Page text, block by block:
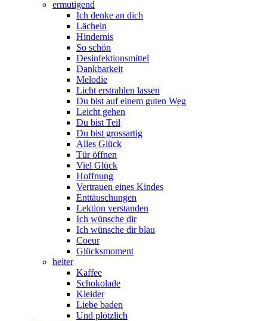
ermutigend
Ich denke an dich
Lächeln
Hindernis
So schön
Desinfektionsmittel
Dankbarkeit
Melodie
Licht erstrahlen lassen
Du bist auf einem guten Weg
Leicht gehen
Du bist Teil
Du bist grossartig
Alles Glück
Tür öffnen
Viel Glück
Hoffnung
Vertrauen eines Kindes
Enttäuschungen
Lektion verstanden
Ich wünsche dir
Ich wünsche dir blau
Coeur
Glücksmoment
heiter
Kaffee
Schokolade
Kleider
Liebe baden
Und plötzlich